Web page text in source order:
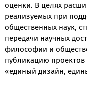
оценки. В целях
реализуемых при
общественных наук,
передачи научных
философии и
публикацию
«единый дизайн,